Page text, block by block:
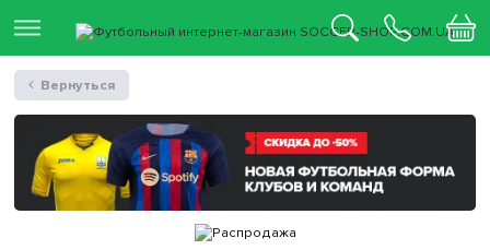
Вернуться